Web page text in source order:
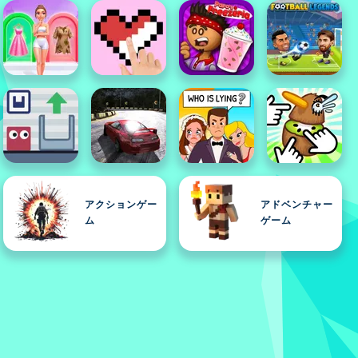
アクションゲー
ム
アドベンチャー
ゲーム